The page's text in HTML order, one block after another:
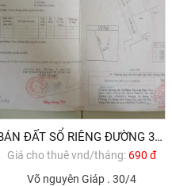
BÁN ĐẤT SỔ RIÊNG ĐƯỜNG 30/4 PHƯỜNG 12 THÀNH PHỐ VŨNG TÀU
Giá cho thuê vnd/tháng: 690 đ
Võ nguyên Giáp . 30/4